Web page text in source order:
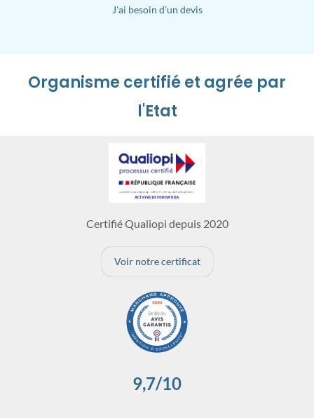
J'ai besoin d'un devis
Organisme certifié et agrée par
l'Etat
Certifié Qualiopi depuis 2020
Voir notre certificat
9,7/10